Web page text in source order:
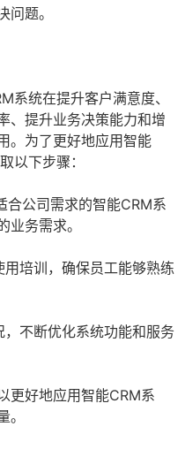
题。
系统在提升客户满意度、
、提升业务决策能力和增
。为了更好地应用智能
以下步骤：
合公司需求的智能CRM系
务需求。
用培训，确保员工能够熟练
，不断优化系统功能和服务
更好地应用智能CRM系